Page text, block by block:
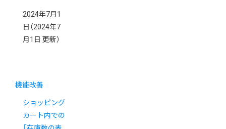
2024年7月1
日 （2024年7
月1日 更新）
機能改善
ショッピング
カート内での